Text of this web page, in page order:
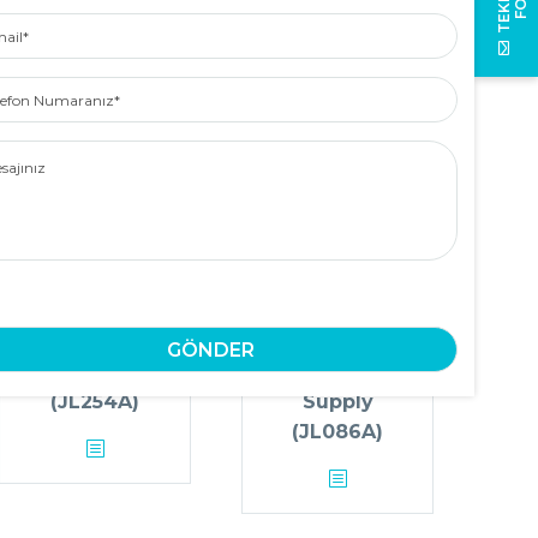
Switch
(JL254A)
Power
Supply
(JL086A)